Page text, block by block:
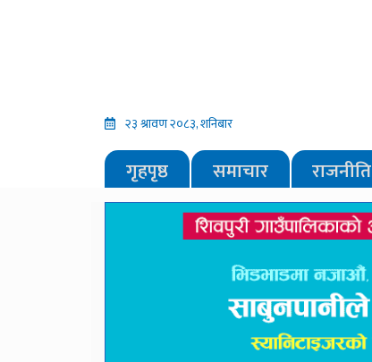
२३ श्रावण २०८३, शनिबार
गृहपृष्ठ समाचार राजनीति